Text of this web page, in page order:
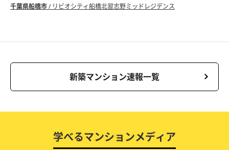
千葉県船橋市/ リビオシティ船橋北習志野ミッドレジデンス
新築マンション速報一覧
学べるマンションメディア